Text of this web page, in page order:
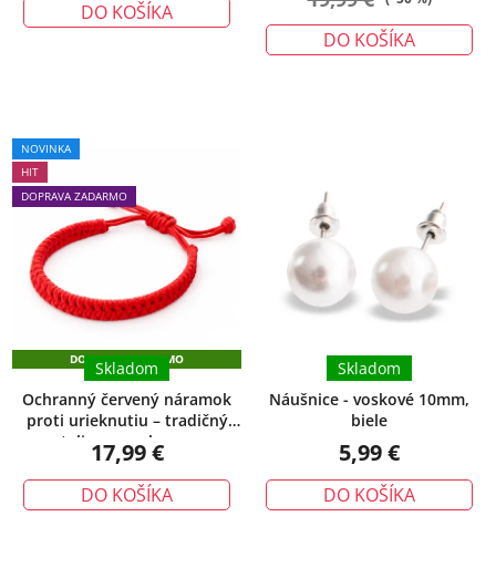
DO KOŠÍKA
DO KOŠÍKA
produktu
je
hviezdičiek.
NOVINKA
HIT
DOPRAVA ZADARMO
DOPRAVA ZADARMO
Ochranný červený náramok
proti urieknutiu – tradičný
talizman ochrany
Skladom
17,99 €
DO KOŠÍKA
Náušnice - voskové 10mm,
biele
Skladom
5,99 €
DO KOŠÍKA